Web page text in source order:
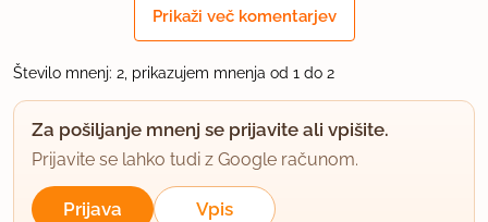
Prikaži več komentarjev
Število mnenj: 2, prikazujem mnenja od 1 do 2
Za pošiljanje mnenj se prijavite ali vpišite.
Prijavite se lahko tudi z Google računom.
Prijava Vpis